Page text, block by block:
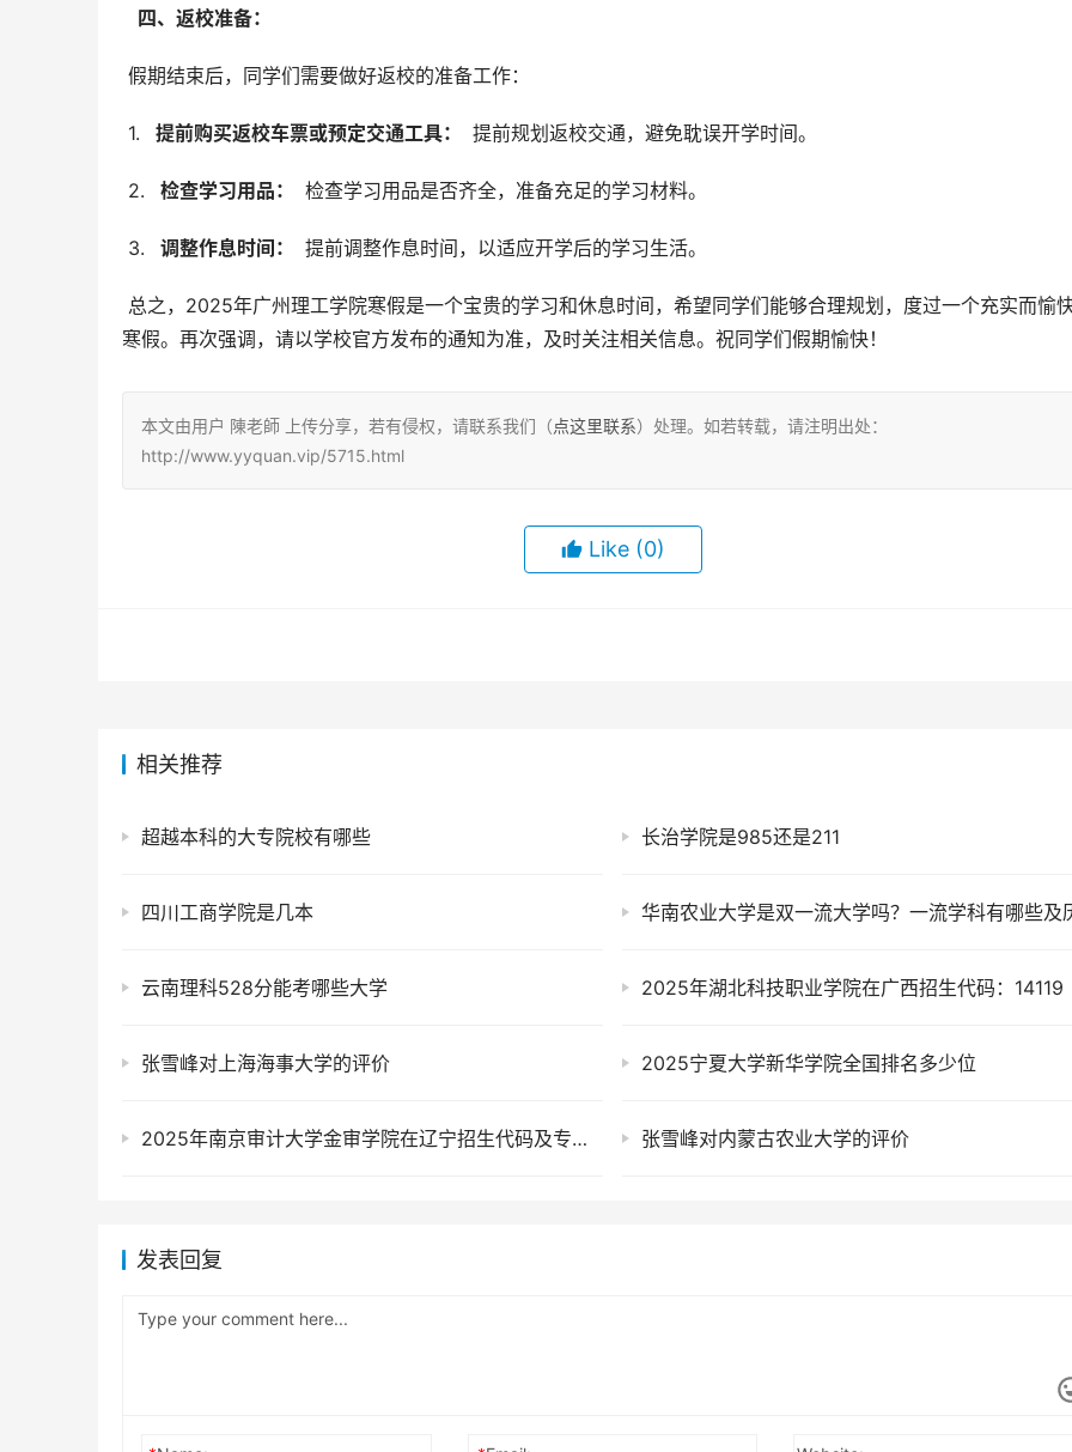
  四、返校准备：
假期结束后，同学们需要做好返校的准备工作：
1.
  提前购买返校车票或预定交通工具：
提前规划返校交通，避免耽误开学时间。
2.
  检查学习用品：
检查学习用品是否齐全，准备充足的学习材料。
3.
  调整作息时间：
提前调整作息时间，以适应开学后的学习生活。
寒假。再次强调，请以学校官方发布的通知为准，及时关注相关信息。祝同学们假期愉快！
本文由用户 陳老師 上传分享，若有侵权，请联系我们（点这里联系）处理。如若转载，请注明出处：
http://www.yyquan.vip/5715.html
Like (0)
相关推荐
超越本科的大专院校有哪些 长治学院是985还是211
四川工商学院是几本
云南理科528分能考哪些大学 2025年湖北科技职业学院在广西招生代码：14119
张雪峰对上海海事大学的评价 2025宁夏大学新华学院全国排名多少位
2025年南京审计大学金审学院在辽宁招生代码及专业代码 张雪峰对内蒙古农业大学的评价
发表回复